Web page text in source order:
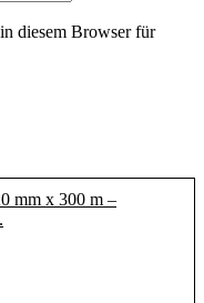
diesem Browser für